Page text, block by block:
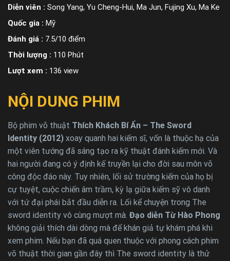
Diễn viên : Song Yang, Yu Cheng-Hui, Ma Jun, Fujing Xu, Ma Ke
Quốc gia : Mỹ
Đánh giá : 7.5/10 điểm
Thời lượng : 110 Phút
Lượt xem : 136 view
NỘI DUNG PHIM
Bộ phim võ thuật Thích Khách Bí Ẩn – The Sword
Identity (2012) xoay quanh hai kiếm sĩ, vốn là thuộc hạ của
một viên tướng đã sáng tạo ra kỹ thuật đánh kiếm mới. Và
hai người đang có ý định kế truyền lại cho đời sau môn võ
công độc đáo này. Tuy nhiên, lối sử trường kiếm của họ bị
cự tuyệt, cuộc chiến âm trầm, kỳ lạ giữa kiếm sỹ vô danh
với tứ đại phái bắt đầu diễn ra. Lối kể chuyện trong The
sword identity vô cùng mượt mà. Đạo diễn Từ Hào Phong
không giải thích dài dòng mà để khán giả tự khám phá khi
xem phim. Nếu bạn đã quá quen thuộc với phong cách phim
võ thuật thời gian gần đây thì The sword identity là thử